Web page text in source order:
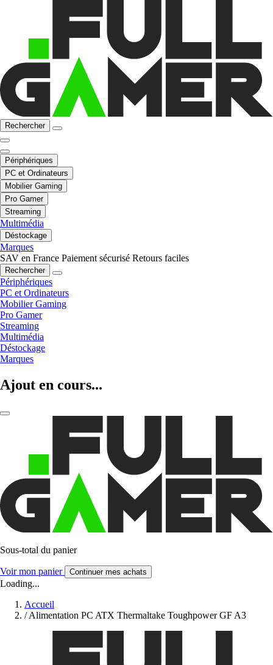
Rechercher
Périphériques
PC et Ordinateurs
Mobilier Gaming
Pro Gamer
Streaming
Multimédia
Déstockage
Marques
SAV en France Paiement sécurisé Retours faciles
Rechercher
Périphériques
PC et Ordinateurs
Mobilier Gaming
Pro Gamer
Streaming
Multimédia
Déstockage
Marques
Ajout en cours...
Sous-total du panier
Voir mon panier Continuer mes achats
Loading...
Accueil
/ Alimentation PC ATX Thermaltake Toughpower GF A3